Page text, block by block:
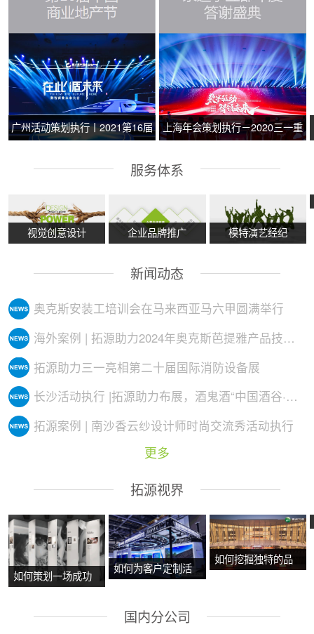
广州活动策划执行丨2021第16届
上海年会策划执行－2020三一重
服务体系
视觉创意设计 企业品牌推广 模特演艺经纪
新闻动态
奥克斯安装工培训会在马来西亚马六甲圆满举行
海外案例 | 拓源助力2024年奥克斯芭提雅产品技术培训会议圆满举行
拓源助力三一亮相第二十届国际消防设备展
长沙活动执行 |拓源助力布展，酒鬼酒“中国酒谷·湘西影像艺术展”落地
拓源案例 | 南沙香云纱设计师时尚交流秀活动执行
更多
拓源视界
如何策划一场成功
如何为客户定制活
如何挖掘独特的品
国内分公司